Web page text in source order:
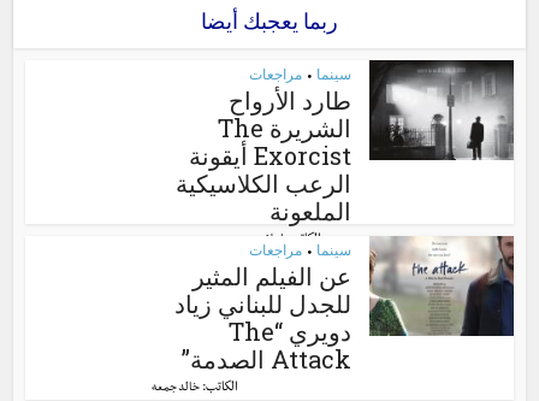
ربما يعجبك أيضا
سينما • مراجعات
طارد الأرواح
الشريرة The
Exorcist أيقونة
الرعب الكلاسيكية
الملعونة
الكاتب:إسلام سعيد سينما • مراجعات
عن الفيلم المثير
للجدل للبناني زياد
دويري “The
Attack الصدمة”
الكاتب:خالد جمعه